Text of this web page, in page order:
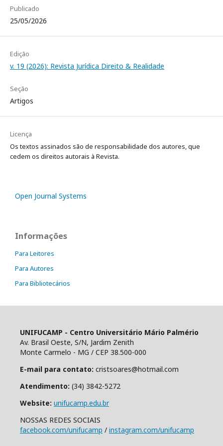
Publicado
25/05/2026
Edição
v. 19 (2026): Revista Jurídica Direito & Realidade
Seção
Artigos
Licença
Os textos assinados são de responsabilidade dos autores, que
cedem os direitos autorais à Revista.
Open Journal Systems
Informações
Para Leitores
Para Autores
Para Bibliotecários
UNIFUCAMP - Centro Universitário Mário Palmério
Av. Brasil Oeste, S/N, Jardim Zenith
Monte Carmelo - MG / CEP 38.500-000
E-mail para contato: cristsoares@hotmail.com
Atendimento: (34) 3842-5272
Website: unifucamp.edu.br
NOSSAS REDES SOCIAIS
facebook.com/unifucamp / instagram.com/unifucamp